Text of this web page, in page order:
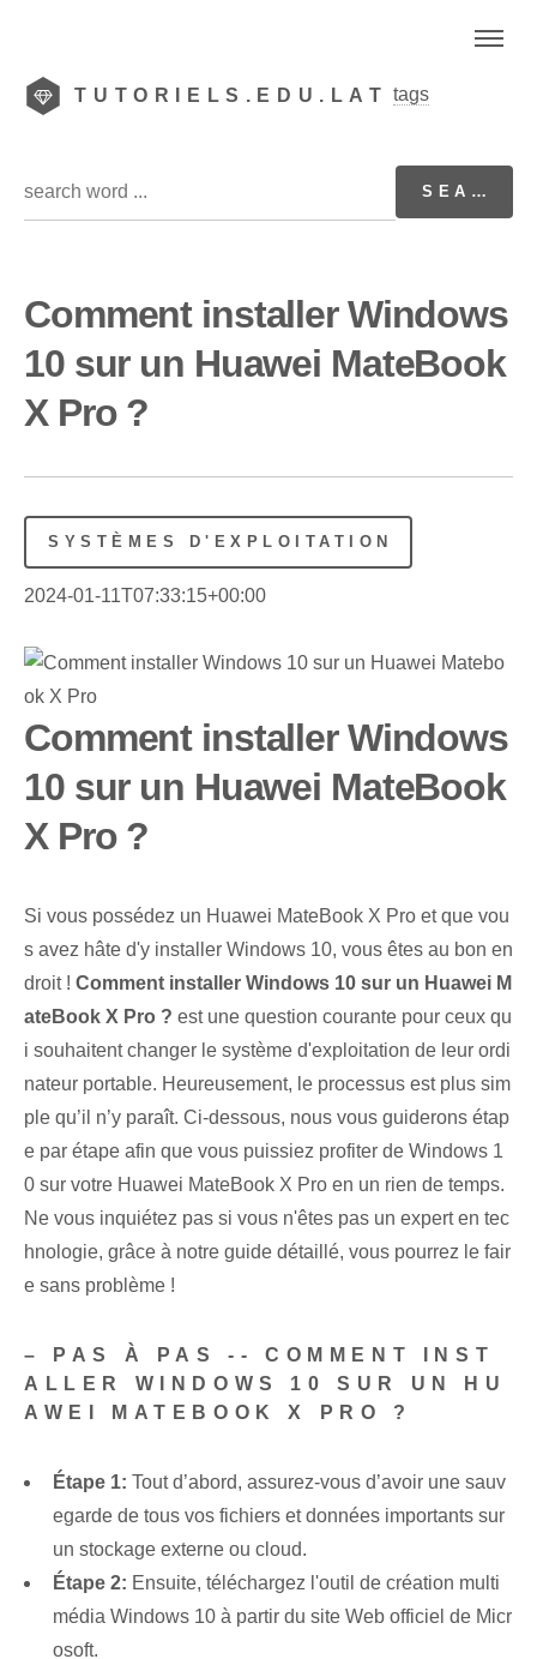
TUTORIELS.EDU.LAT tags
Comment installer Windows
10 sur un Huawei MateBook
X Pro ?
SYSTÈMES D'EXPLOITATION
2024-01-11T07:33:15+00:00
Comment installer Windows
10 sur un Huawei MateBook
X Pro ?
Si vous possédez un Huawei MateBook X Pro et que vou
s avez hâte d'y installer Windows 10, vous êtes au bon en
droit ! Comment installer Windows 10 sur un Huawei M
ateBook X Pro ? est une question courante pour ceux qu
i souhaitent changer le système d'exploitation de leur ordi
nateur portable. Heureusement, le processus est plus sim
ple qu’il n’y paraît. Ci-dessous, nous vous guiderons étap
e par étape afin que vous puissiez profiter de Windows 1
0 sur votre Huawei MateBook X Pro en un rien de temps.
Ne vous inquiétez pas si vous n'êtes pas un expert en tec
hnologie, grâce à notre guide détaillé, vous pourrez le fair
e sans problème !
– PAS À PAS -- COMMENT INST
ALLER WINDOWS 10 SUR UN HU
AWEI MATEBOOK X PRO ?
Étape 1: Tout d’abord, assurez-vous d’avoir une sauv
egarde de tous vos fichiers et données importants sur
un stockage externe ou cloud.
Étape 2: Ensuite, téléchargez l'outil de création multi
média Windows 10 à partir du site Web officiel de Micr
osoft.